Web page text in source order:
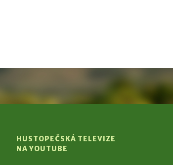
HUSTOPEČSKÁ TELEVIZE
NA YOUTUBE